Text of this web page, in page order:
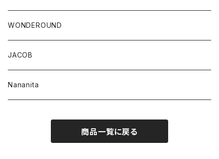
WONDEROUND
JACOB
Nananita
商品一覧に戻る